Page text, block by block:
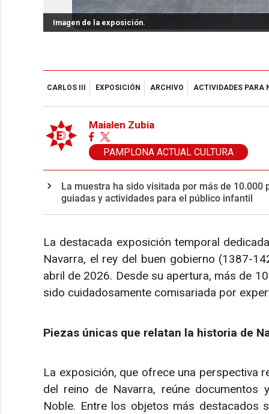
Imagen de la exposición.
CARLOS III EXPOSICIÓN ARCHIVO ACTIVIDADES PARA
Maialen Zubia
PAMPLONA ACTUAL CULTURA
La muestra ha sido visitada por más de
guiadas y actividades para el público infantil
La destacada exposición temporal
Navarra, el rey del buen gobierno (1387-
abril de 2026. Desde su apertura, más de
sido cuidadosamente comisariada por
Piezas únicas que relatan la historia de
La exposición, que ofrece una perspectiva
del reino de Navarra, reúne documentos
Noble. Entre los objetos más destacados